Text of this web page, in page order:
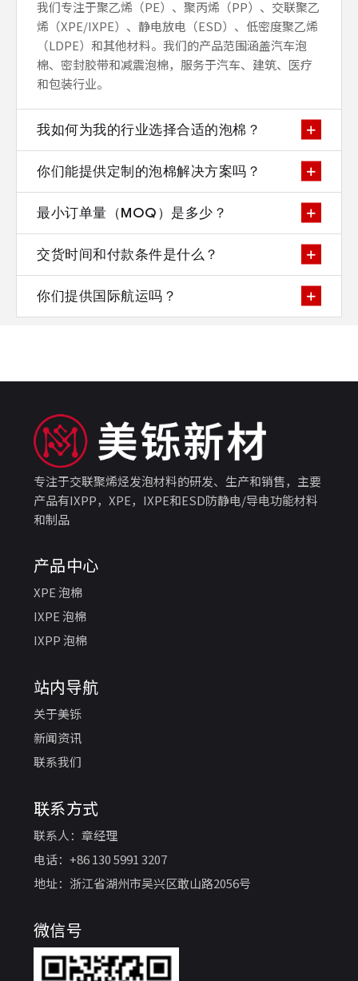
我们专注于聚乙烯（PE）、聚丙烯（PP）、交联聚乙
烯（XPE/IXPE）、静电放电（ESD）、低密度聚乙烯
（LDPE）和其他材料。我们的产品范围涵盖汽车泡
棉、密封胶带和减震泡棉，服务于汽车、建筑、医疗
和包装行业。
我如何为我的行业选择合适的泡棉？
你们能提供定制的泡棉解决方案吗？
最小订单量（MOQ）是多少？
交货时间和付款条件是什么？
你们提供国际航运吗？
专注于交联聚烯烃发泡材料的研发、生产和销售，主要
产品有IXPP，XPE，IXPE和ESD防静电/导电功能材料
和制品
产品中心
XPE 泡棉
IXPE 泡棉
IXPP 泡棉
站内导航
关于美铄
新闻资讯
联系我们
联系方式
联系人：章经理
电话：+86 130 5991 3207
地址：浙江省湖州市吴兴区敢山路2056号
微信号